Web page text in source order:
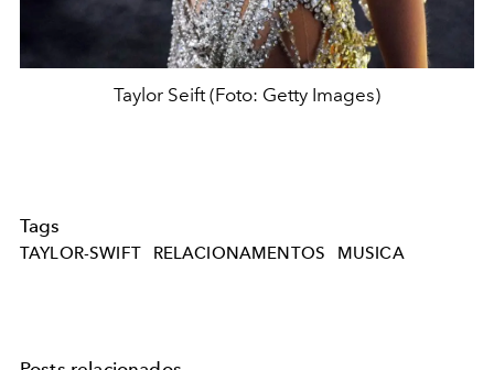
Taylor Seift (Foto: Getty Images)
Tags
TAYLOR-SWIFT RELACIONAMENTOS MUSICA